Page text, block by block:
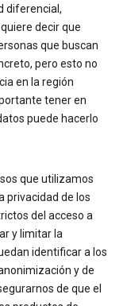
diferencial,
decir que
que buscan
pero esto no
en la región
tener en
puede hacerlo
que utilizamos
privacidad de los
del acceso a
y limitar la
identificar a los
y de
de que el